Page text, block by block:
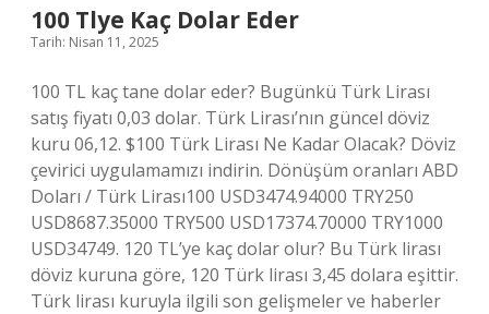
100 Tlye Kaç Dolar Eder
Tarih: Nisan 11, 2025
100 TL kaç tane dolar eder? Bugünkü Türk Lirası
satış fiyatı 0,03 dolar. Türk Lirası’nın güncel döviz
kuru 06,12. $100 Türk Lirası Ne Kadar Olacak? Döviz
çevirici uygulamamızı indirin. Dönüşüm oranları ABD
Doları / Türk Lirası100 USD3474.94000 TRY250
USD8687.35000 TRY500 USD17374.70000 TRY1000
USD34749. 120 TL’ye kaç dolar olur? Bu Türk lirası
döviz kuruna göre, 120 Türk lirası 3,45 dolara eşittir.
Türk lirası kuruyla ilgili son gelişmeler ve haberler